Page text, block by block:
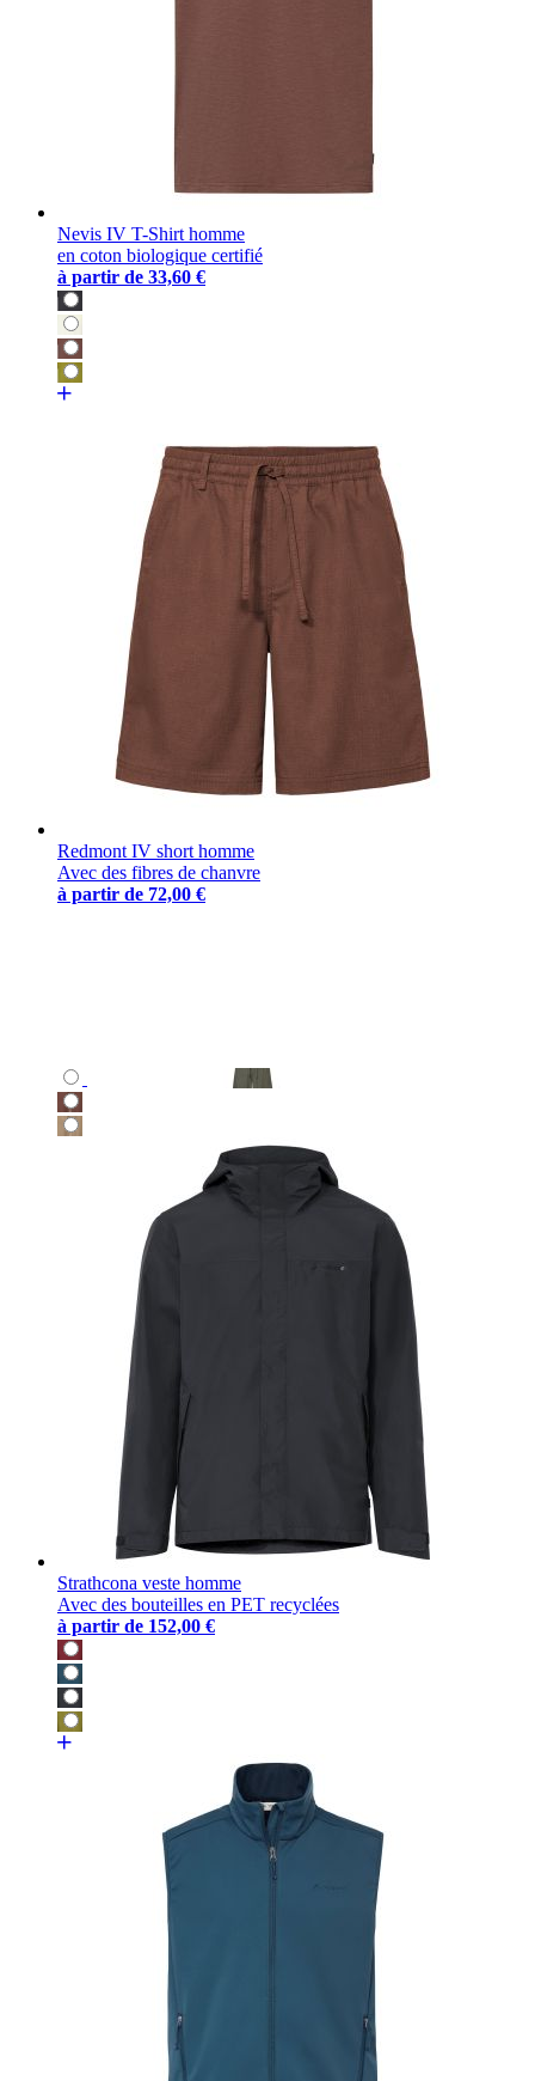
Nevis IV T-Shirt homme
en coton biologique certifié
à partir de 33,60 €
Redmont IV short homme
Avec des fibres de chanvre
à partir de 72,00 €
Strathcona veste homme
Avec des bouteilles en PET recyclées
à partir de 152,00 €